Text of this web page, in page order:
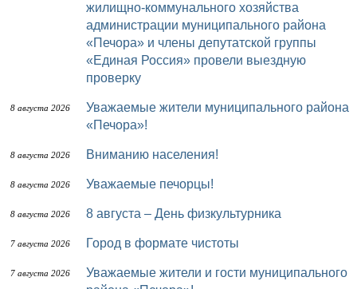
жилищно-коммунального хозяйства
администрации муниципального района
«Печора» и члены депутатской группы
«Единая Россия» провели выездную
проверку
8 августа 2026
Уважаемые жители муниципального района
«Печора»!
8 августа 2026 Вниманию населения!
8 августа 2026 Уважаемые печорцы!
8 августа 2026 8 августа – День физкультурника
7 августа 2026 Город в формате чистоты
7 августа 2026
Уважаемые жители и гости муниципального